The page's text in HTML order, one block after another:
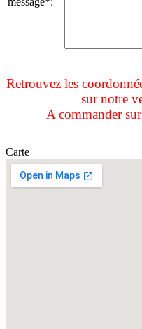
Retrouvez les
sur notre
A commander sur
Carte